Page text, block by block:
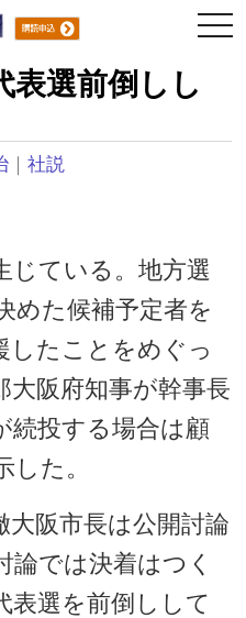
表選前倒しし
｜社説
ている。地方選
めた候補予定者を
したことをめぐっ
大阪府知事が幹事長
続投する場合は顧
した。
阪市長は公開討論
論では決着はつく
表選を前倒しして